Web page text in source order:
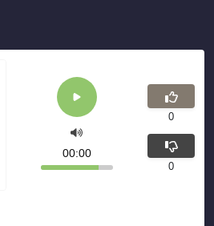
00:00
0
0